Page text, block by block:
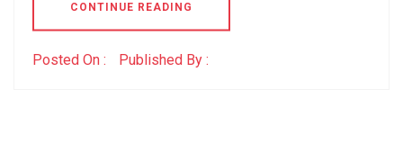
CONTINUE READING
Posted On : Published By :